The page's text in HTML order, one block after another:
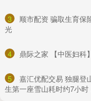
3
顺市配资 骗取生育保
光
4 鼎际之家 【中医妇科
5
嘉汇优配交易 独腿登
生第一座雪山耗时约7小